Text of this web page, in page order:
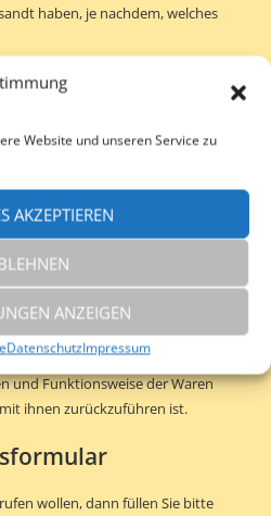
Website und unseren Service zu
AKZEPTIEREN
ANZEIGEN
DatenschutzImpressum
haben, je nachdem, welches
und in jedem Fall spätestens
Tag, an dem Sie uns über den
gewahrt, wenn Sie die Waren vor
der Rücksendung der Waren.
Wertverlust der Waren nur
auf einen zur Prüfung der
und Funktionsweise der Waren
ihnen zurückzuführen ist.
wollen, dann füllen Sie bitte